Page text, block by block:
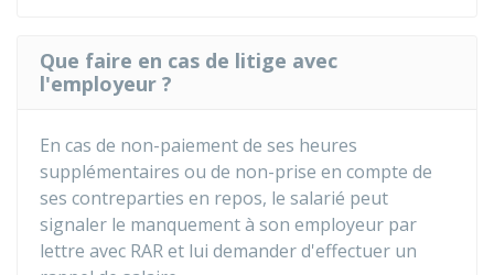
Que faire en cas de litige avec
l'employeur ?
En cas de non-paiement de ses heures
supplémentaires ou de non-prise en compte de
ses contreparties en repos, le salarié peut
signaler le manquement à son employeur par
lettre avec RARet lui demander d'effectuer un